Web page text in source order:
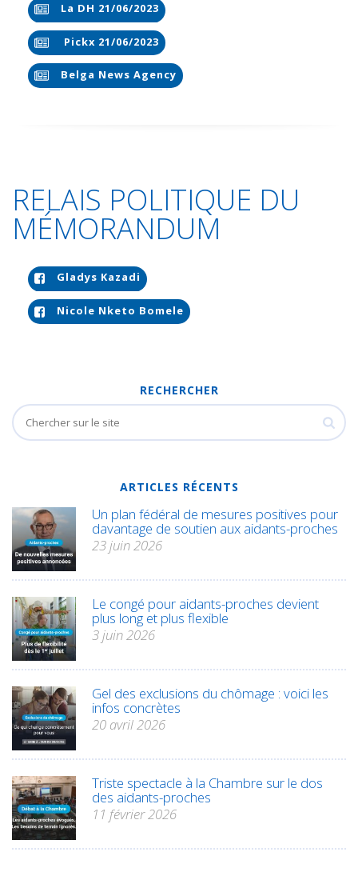
La DH 21/06/2023
Pickx 21/06/2023
Belga News Agency
RELAIS POLITIQUE DU
MÉMORANDUM
Gladys Kazadi
Nicole Nketo Bomele
RECHERCHER
ARTICLES RÉCENTS
Un plan fédéral de mesures positives pour
davantage de soutien aux aidants-proches
23 juin 2026
Le congé pour aidants-proches devient
plus long et plus flexible
3 juin 2026
Gel des exclusions du chômage : voici les
infos concrètes
20 avril 2026
Triste spectacle à la Chambre sur le dos
des aidants-proches
11 février 2026